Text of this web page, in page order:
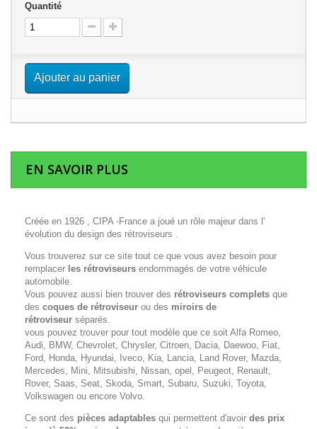
Quantité
Ajouter au panier
EN SAVOIR PLUS
Créée en 1926 , CIPA -France a joué un rôle majeur dans l'
évolution du design des rétroviseurs .
Vous trouverez sur ce site tout ce que vous avez besoin pour
remplacer les rétroviseurs endommagés de votre véhicule
automobile.
Vous pouvez aussi bien trouver des rétroviseurs complets que
des coques de rétroviseur ou des miroirs de
rétroviseur séparés.
vous pouvez trouver pour tout modèle que ce soit Alfa Romeo,
Audi, BMW, Chevrolet, Chrysler, Citroen, Dacia, Daewoo, Fiat,
Ford, Honda, Hyundai, Iveco, Kia, Lancia, Land Rover, Mazda,
Mercedes, Mini, Mitsubishi, Nissan, opel, Peugeot, Renault,
Rover, Saas, Seat, Skoda, Smart, Subaru, Suzuki, Toyota,
Volkswagen ou encore Volvo.
Ce sont des pièces adaptables qui permettent d'avoir des prix